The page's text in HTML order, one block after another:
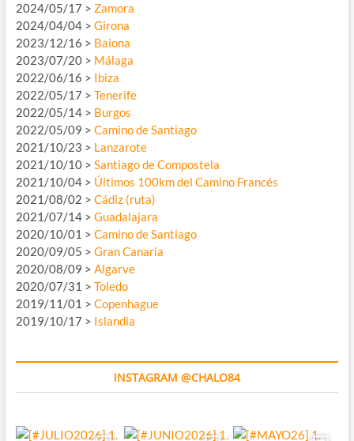
2024/05/17 > Zamora
2024/04/04 > Girona
2023/12/16 > Baiona
2023/07/20 > Málaga
2022/06/16 > Ibiza
2022/05/17 > Tenerife
2022/05/14 > Burgos
2022/05/09 > Camino de Santiago
2021/10/23 > Lanzarote
2021/10/10 > Santiago de Compostela
2021/10/04 > Últimos 100km del Camino Francés
2021/08/02 > Cádiz (ruta)
2021/07/14 > Guadalajara
2020/10/01 > Camino de Santiago
2020/09/05 > Gran Canaria
2020/08/09 > Algarve
2020/07/31 > Toledo
2019/11/01 > Copenhague
2019/10/17 > Islandia
INSTAGRAM @CHALO84